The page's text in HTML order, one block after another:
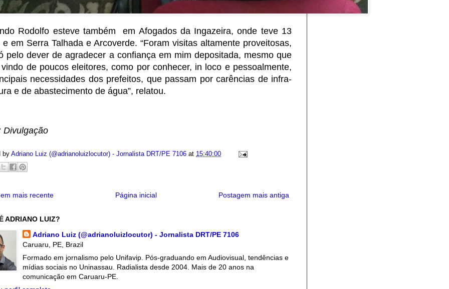
Rodolfo esteve também em Afogados da Ingazeira, onde teve 13
e em Serra Talhada e Arcoverde. “Foram visitas altamente proveitosas,
pelo dever de agradecer a confiança em mim depositada, mesmo que
de poucos eleitores, como por conhecer, in loco e pessoalmente,
necessidades dos prefeitos, que passam por carências de infra-
e de abastecimento de água”, relatou.
Divulgação
by Adriano Luiz (@adrianoluizlocutor) - Jornalista DRT/PE 7106 at 15:40:00
mais recente Postagem mais antiga
Página inicial
ADRIANO LUIZ?
Adriano Luiz (@adrianoluizlocutor) - Jornalista DRT/PE 7106
Caruaru, PE, Brazil
Formado em jornalismo pelo Unifavip. Pós-graduando em Audiovisual, tendências e
mídias sociais no Uninassau. Radialista desde 2004. Mais de 20 anos na
comunicação em Caruaru-PE.